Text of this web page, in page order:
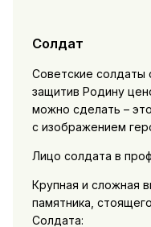
Солдат
Советские солдаты
защитив Родину
можно сделать –
с изображением
Лицо солдата в
Крупная и сложная
памятника,
Солдата: